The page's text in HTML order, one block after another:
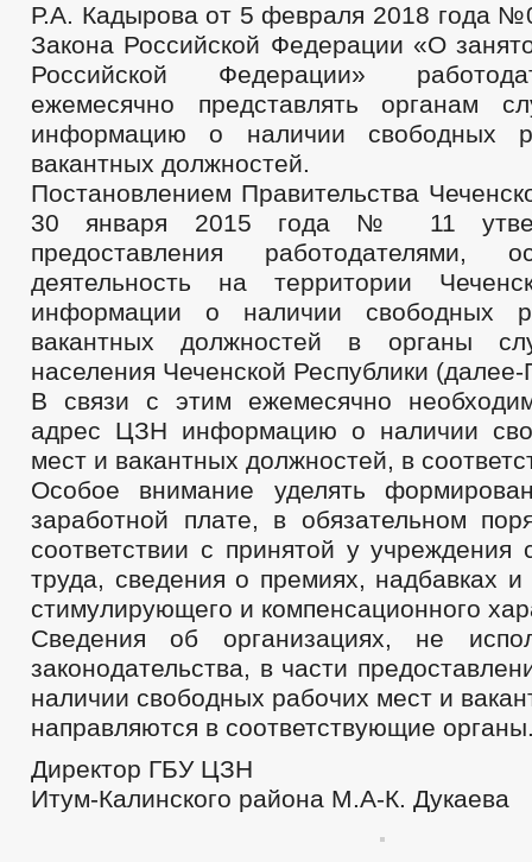
Р.А. Кадырова от 5 февраля 2018 года
Закона Российской Федерации «О
Российской Федерации»
ежемесячно представлять органам
информацию о наличии свободных
вакантных должностей.
Постановлением Правительства
30 января 2015 года № 11
предоставления работодателями,
деятельность на территории
информации о наличии свободных
вакантных должностей в органы
населения Чеченской Республики
В связи с этим ежемесячно
адрес ЦЗН информацию о наличии
мест и вакантных должностей, в
Особое внимание уделять
заработной плате, в обязательном
соответствии с принятой у учреждения
труда, сведения о премиях, надбавках и
стимулирующего и компенсационного
Сведения об организациях, не
законодательства, в части
наличии свободных рабочих мест и
направляются в соответствующие
Директор ГБУ ЦЗН
Итум-Калинского района М.А-К. Дукаева